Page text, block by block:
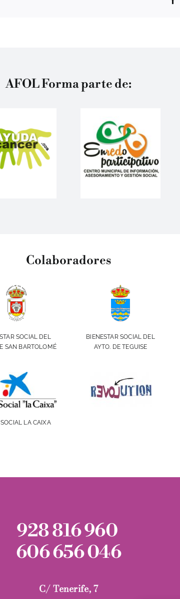
AFOL Forma parte de:
Colaboradores
SOCIAL DEL
SAN BARTOLOMÉ
BIENESTAR SOCIAL DEL
AYTO. DE TEGUISE
LA CAIXA
928 816 960
606 656 046
C/ Tenerife, 7